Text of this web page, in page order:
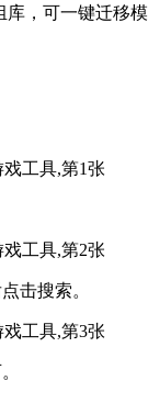
库，可一键迁移模
击搜索。